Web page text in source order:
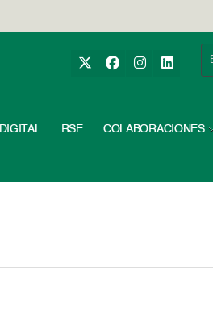
RSE COLABORACIONES